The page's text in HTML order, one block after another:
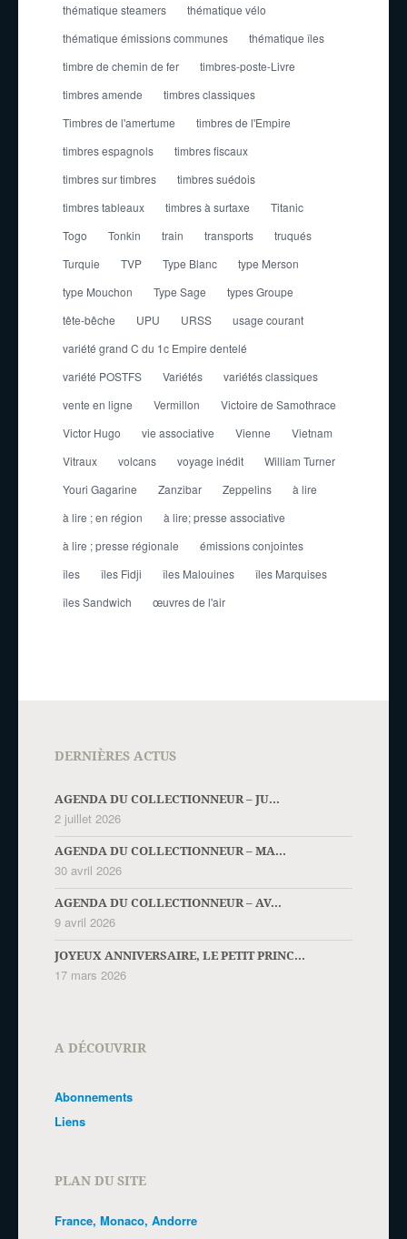
thématique steamers
thématique vélo
thématique émissions communes
thématique îles
timbre de chemin de fer
timbres-poste-Livre
timbres amende
timbres classiques
Timbres de l'amertume
timbres de l'Empire
timbres espagnols
timbres fiscaux
timbres sur timbres
timbres suédois
timbres tableaux
timbres à surtaxe
Titanic
Togo
Tonkin train transports
truqués
Turquie
TVP Type Blanc
type Merson
type Mouchon
Type Sage
types Groupe
tête-bêche
UPU URSS
usage courant
variété grand C du 1c Empire dentelé
variété POSTFS
Variétés
variétés classiques
vente en ligne
Vermillon
Victoire de Samothrace
Victor Hugo
vie associative Vienne
Vietnam
Vitraux
volcans voyage inédit
William Turner
Youri Gagarine
Zanzibar Zeppelins
à lire
à lire ; en région
à lire; presse associative
à lire ; presse régionale
émissions conjointes
îles
îles Fidji îles Malouines
îles Marquises
îles Sandwich
œuvres de l'air
DERNIÈRES ACTUS
AGENDA DU COLLECTIONNEUR – JU...
2 juillet 2026
AGENDA DU COLLECTIONNEUR – MA...
30 avril 2026
AGENDA DU COLLECTIONNEUR – AV...
9 avril 2026
JOYEUX ANNIVERSAIRE, LE PETIT PRINC...
17 mars 2026
A DÉCOUVRIR
Abonnements
Liens
PLAN DU SITE
France, Monaco, Andorre